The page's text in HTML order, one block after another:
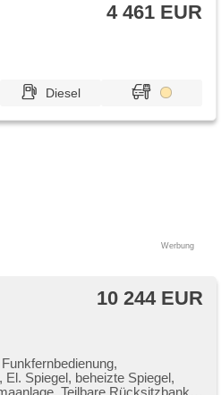
4 461 EUR
Diesel
Werbung
10 244 EUR
Spiegel, beheizte Spiegel,
Teilbare Rücksitzbank,